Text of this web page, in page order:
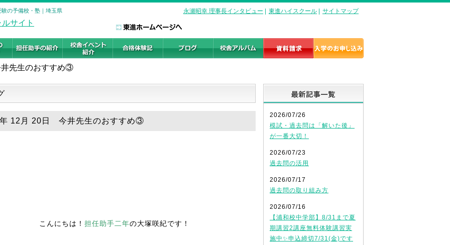
の予備校・塾｜埼玉県 永瀬昭幸 理事長インタビュー 東進ハイスクール サイトマップ
先生のおすすめ③
12月 20日 今井先生のおすすめ③
こんにちは！ 担任助手二年の大塚咲紀です！
2026/07/26
模試・過去問は「解いた後」
が一番大切！
2026/07/23
過去問の活用
2026/07/17
過去問の取り組み方
2026/07/16
【浦和校中学部】8/31まで夏
期講習2講座無料体験講習実
施中✨申込締切7/31(金)です